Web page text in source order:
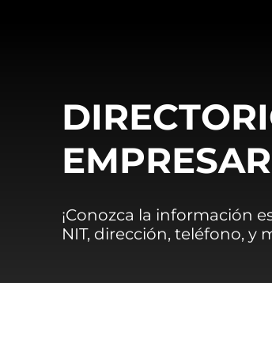
¡Conozca la información
NIT, dirección, teléfono, y